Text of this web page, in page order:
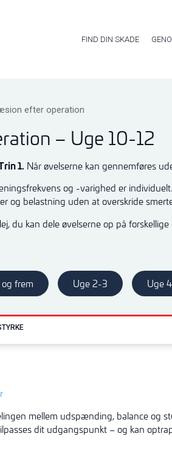
FIND DIN SKADE
efter operation
– Uge 10-12
1. Når øvelserne kan gennemføres
og -varighed er
og belastning uden at overskride
du kan dele øvelserne op på
og frem Uge 2-3 Uge
mellem udspænding, balance og
dit udgangspunkt – og kan